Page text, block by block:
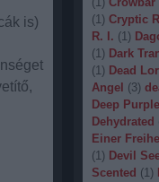
(1) Cryptic
R. I. (1)
(1) Dark
(1) Dead
Angel (3)
Deep Purple
Dehydrated
Einer
(1) Devil
Scented (1)
is)